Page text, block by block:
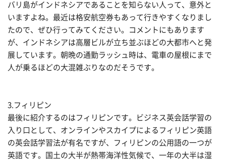
バリ島がインドネシアであることを知らない人って、意外と
いますよね。最近は格安航空券もあって行きやすくなりまし
たので、ぜひ行ってみてください。コメントにもあります
が、インドネシアは高層ビルが立ち並ぶほどの大都市へと発
展しています。朝晩の通勤ラッシュ時は、電車の屋根にまで
人が乗るほどの大混雑ぶりなのだそうです。
3.フィリピン
最後に紹介するのはフィリピンです。ビジネス英会話学習の
入り口として、オンラインやスカイプによるフィリピン英語
の英会話学習法が有名ですが、フィリピンの公用語の一つが
英語です。国土の大半が熱帯海洋性気候で、一年の大半は湿